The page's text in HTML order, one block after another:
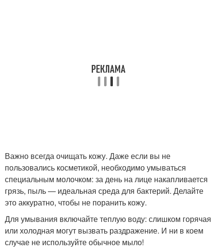
Важно всегда очищать кожу. Даже если вы не
пользовались косметикой, необходимо умываться
специальным молочком: за день на лице накапливается
грязь, пыль — идеальная среда для бактерий. Делайте
это аккуратно, чтобы не поранить кожу.
Для умывания включайте теплую воду: слишком горячая
или холодная могут вызвать раздражение. И ни в коем
случае не используйте обычное мыло!